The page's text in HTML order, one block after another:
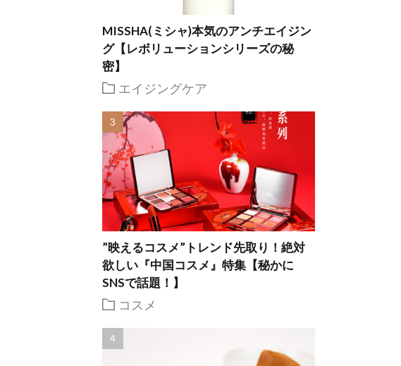
MISSHA(ミシャ)本気のアンチエイジン
グ【レボリューションシリーズの秘
密】
エイジングケア
”映えるコスメ”トレンド先取り！絶対
欲しい『中国コスメ』特集【秘かに
SNSで話題！】
コスメ